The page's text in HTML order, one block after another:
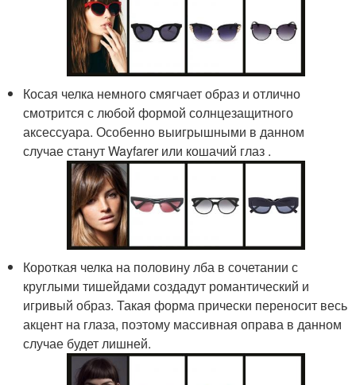
Косая челка немного смягчает образ и отлично
смотрится с любой формой солнцезащитного
аксессуара. Особенно выигрышными в данном
случае станут Wayfarer или кошачий глаз .
Короткая челка на половину лба в сочетании с
круглыми тишейдами создадут романтический и
игривый образ. Такая форма прически переносит весь
акцент на глаза, поэтому массивная оправа в данном
случае будет лишней.